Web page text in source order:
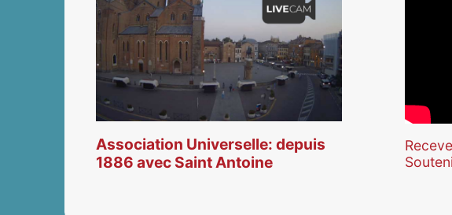
Association Universelle: depuis
1886 avec Saint Antoine